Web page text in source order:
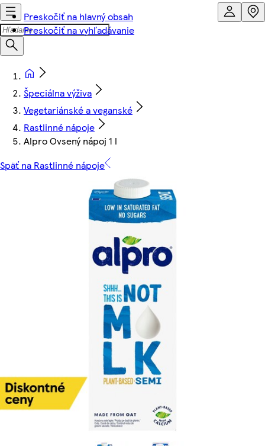
Preskočiť na hlavný obsah
Preskočiť na vyhľadávanie
Špeciálna výživa
Vegetariánské a veganské
Rastlinné nápoje
Alpro Ovsený nápoj 1 l
Späť na Rastlinné nápoje